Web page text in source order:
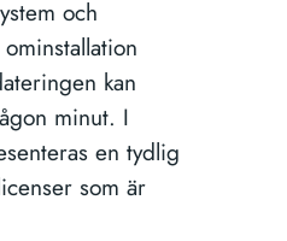
och
kan
minut. I
en tydlig
som är